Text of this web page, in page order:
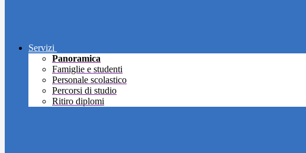
Servizi
Panoramica
Famiglie e studenti
Personale scolastico
Percorsi di studio
Ritiro diplomi